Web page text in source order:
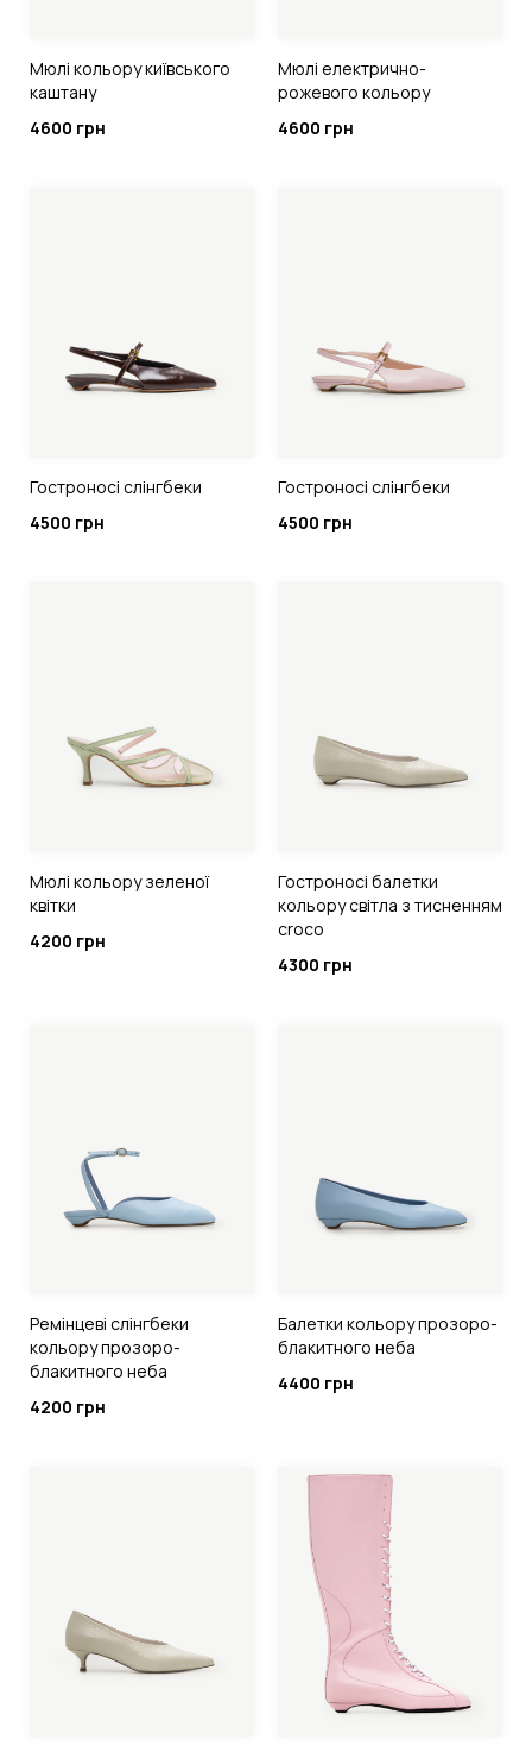
Мюлі кольору київського
каштану
4600 грн
Мюлі електрично-
рожевого кольору
4600 грн
Гостроносі слінгбеки
4500 грн
Гостроносі слінгбеки
4500 грн
Мюлі кольору зеленої
квітки
4200 грн
Гостроносі балетки
кольору світла з тисненням
croco
4300 грн
Ремінцеві слінгбеки
кольору прозоро-
блакитного неба
4200 грн
Балетки кольору прозоро-
блакитного неба
4400 грн